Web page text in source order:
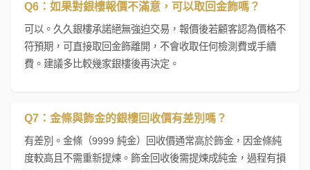
Q6：如果對銀樓報價不滿意，可以取回金飾嗎？
可以。久久銀樓承諾絕無強迫交易，報價後若顧客認為價格不
符預期，可直接取回金飾離開，不會收取任何檢測費或手續
費。建議多比較幾家銀樓後再決定。
Q7：金條與飾金的銀樓回收價有差別嗎？
有差別。金條（9999 純金）回收價通常高於飾金，因金條純
度較高且不需重新提煉。飾金回收後需提煉成純金，過程有損